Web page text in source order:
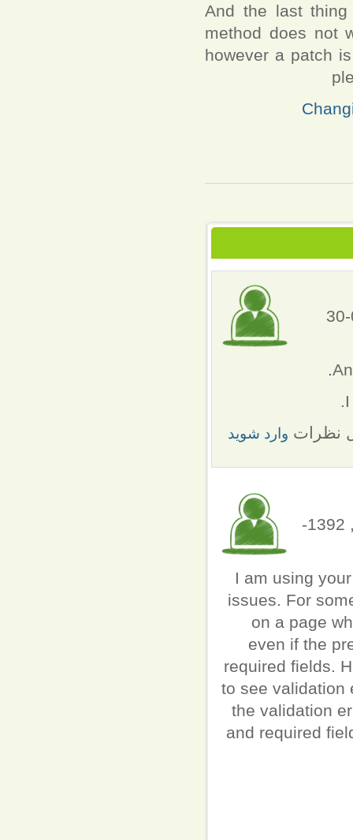
And the last
method does not
however a patch
ارسال شده توسط rooby (not verified) در د, 1392-02-30
نظرات وارد شوید
ارسال شده توسط Pabitra Dash (not verified) در ش, 1392-
I am using
issues. For
on a page
even if the
required fields.
to see validation
the validation
and required